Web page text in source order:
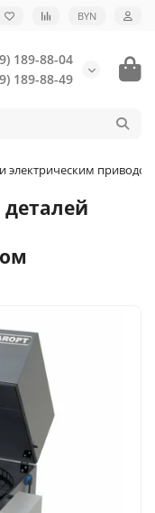
BYN
189-88-04
189-88-49
электрическим приводом